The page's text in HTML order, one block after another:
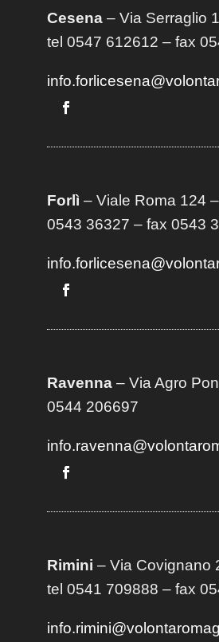
Cesena– Via Serraglio
tel 0547 612612 – fax
Forlì – Viale Roma 124
0543 36327 – fax 0543
Ravenna– Via Agro
0544 206697
Rimini – Via Covignano
tel 0541 709888 – fax